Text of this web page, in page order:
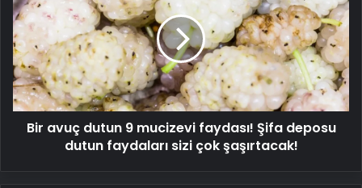
dutun
9
mucizevi
faydası!
Şifa
deposu
dutun
faydaları
Bir avuç dutun 9 mucizevi faydası! Şifa deposu
dutun faydaları sizi çok şaşırtacak!